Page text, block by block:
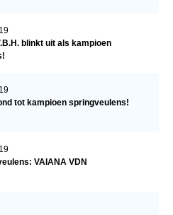
blinkt uit als kampioen
tot kampioen springveulens!
VAIANA VDN